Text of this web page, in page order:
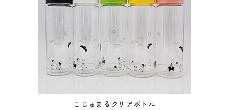
こじゅまるクリアボトル